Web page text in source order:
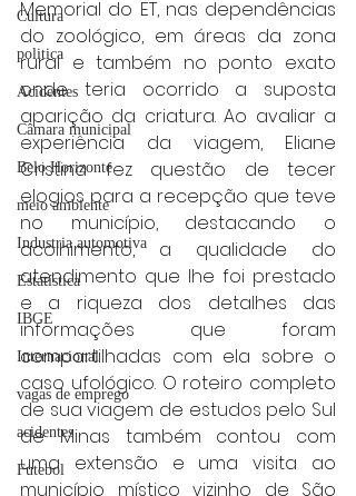
Cultura
politica
Acidentes
Câmara municipal
Belo Horizonte
meio ambiente
Industria automotiva
Estatística
IBGE
Internacional
vagas de emprego
acidentes
Futebol
Memorial do ET, nas dependências
do zoológico, em áreas da zona
rural e também no ponto exato
onde teria ocorrido a suposta
aparição da criatura. Ao avaliar a
experiência da viagem, Eliane
Cristina fez questão de tecer
elogios para a recepção que teve
no município, destacando o
acolhimento, a qualidade do
atendimento que lhe foi prestado
e a riqueza dos detalhes das
informações que foram
compartilhadas com ela sobre o
caso ufológico. O roteiro completo
de sua viagem de estudos pelo Sul
de Minas também contou com
uma extensão e uma visita ao
município místico vizinho de São